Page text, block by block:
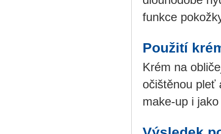
funkce
Použití
Krém na
očištěnou pleť
make-up i